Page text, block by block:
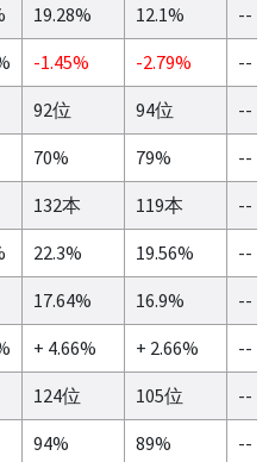
19.28% 12.1%
--
-1.45% -2.79%
--
92位 94位
--
70% 79%
--
132本 119本
--
22.3% 19.56%
--
17.64% 16.9%
--
+ 4.66% + 2.66%
--
124位 105位
--
94% 89%
--